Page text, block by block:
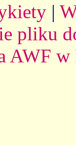
|
pliku
AWF w